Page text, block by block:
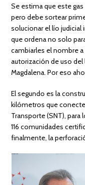
Se estima que este
pero debe sortear
solucionar el lío
que ordena no solo
cambiarles el nombre
autorización de uso del
Magdalena. Por eso
El segundo es la
kilómetros que
Transporte (SNT), para
116 comunidades
finalmente, la